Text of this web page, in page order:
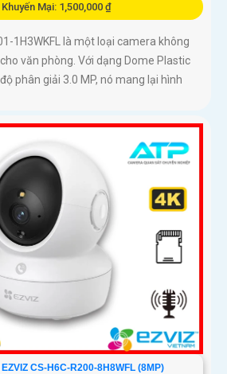
Khuyến Mại: 1,500,000 ₫
1H3WKFL là một loại camera không
văn phòng. Với dạng Dome Plastic
phân giải 3.0 MP, nó mang lại hình
CS-H6C-R200-8H8WFL (8MP)